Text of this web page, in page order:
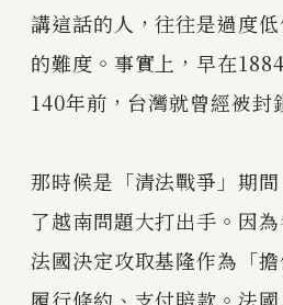
講這話的人，往往是過度
的難度。事實上，早在
140年前，台灣就曾經被封
那時候是「清法戰爭」期
了越南問題大打出手。因為
法國決定攻取基隆作為「